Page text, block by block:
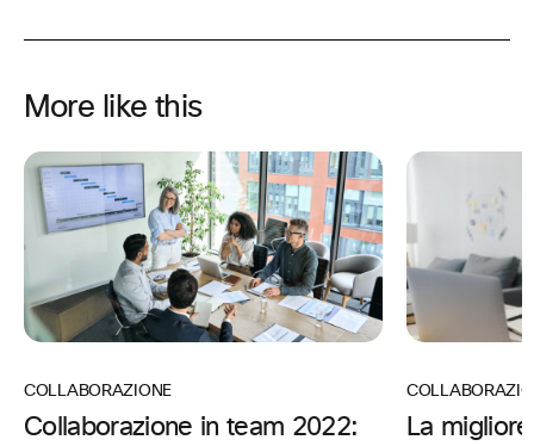
More like this
COLLABORAZIONE
Collaborazione in team 2022:
La